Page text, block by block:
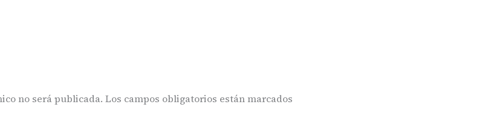
no será publicada. Los campos obligatorios están marcados